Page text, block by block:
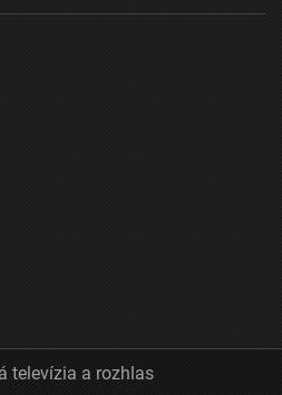
televízia a rozhlas